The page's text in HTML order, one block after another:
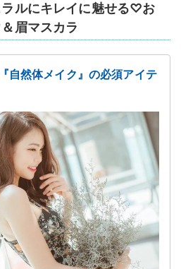
ラルにキレイに魅せる♡お
眉マスカラ
自然体メイク』の必須アイテ